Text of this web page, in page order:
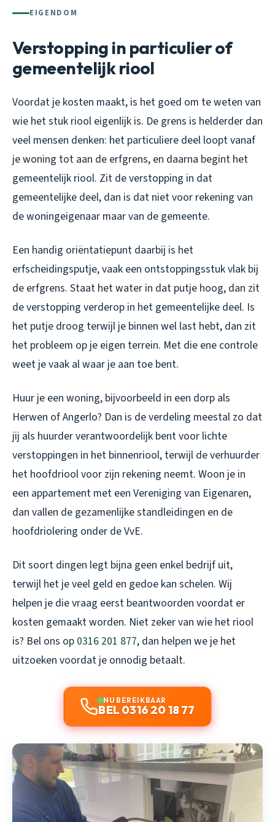
EIGENDOM
Verstopping in particulier of
gemeentelijk riool
Voordat je kosten maakt, is het goed om te weten van
wie het stuk riool eigenlijk is. De grens is helderder dan
veel mensen denken: het particuliere deel loopt vanaf
je woning tot aan de erfgrens, en daarna begint het
gemeentelijk riool. Zit de verstopping in dat
gemeentelijke deel, dan is dat niet voor rekening van
de woningeigenaar maar van de gemeente.
Een handig oriëntatiepunt daarbij is het
erfscheidingsputje, vaak een ontstoppingsstuk vlak bij
de erfgrens. Staat het water in dat putje hoog, dan zit
de verstopping verderop in het gemeentelijke deel. Is
het putje droog terwijl je binnen wel last hebt, dan zit
het probleem op je eigen terrein. Met die ene controle
weet je vaak al waar je aan toe bent.
Huur je een woning, bijvoorbeeld in een dorp als
Herwen of Angerlo? Dan is de verdeling meestal zo dat
jij als huurder verantwoordelijk bent voor lichte
verstoppingen in het binnenriool, terwijl de verhuurder
het hoofdriool voor zijn rekening neemt. Woon je in
een appartement met een Vereniging van Eigenaren,
dan vallen de gezamenlijke standleidingen en de
hoofdriolering onder de VvE.
Dit soort dingen legt bijna geen enkel bedrijf uit,
terwijl het je veel geld en gedoe kan schelen. Wij
helpen je die vraag eerst beantwoorden voordat er
kosten gemaakt worden. Niet zeker van wie het riool
is? Bel ons op 0316 201 877, dan helpen we je het
uitzoeken voordat je onnodig betaalt.
NU BEREIKBAAR
BEL 0316 20 18 77